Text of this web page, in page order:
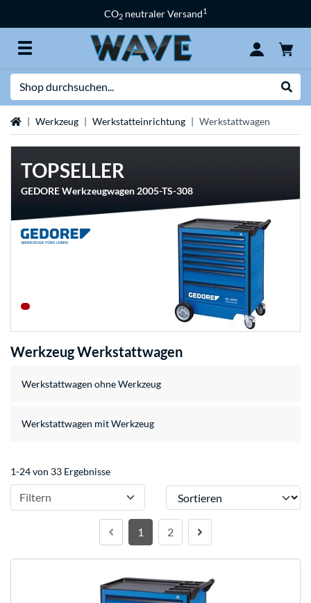
CO2 neutraler Versand1
StartseiteWerkzeug Werkstatteinrichtung Werkstattwagen
TOPSELLER
GEDORE Werkzeugwagen 2005-TS-308
Werkzeug Werkstattwagen
Werkstattwagen ohne Werkzeug
Werkstattwagen mit Werkzeug
1-24 von 33 Ergebnisse
Filtern Sortieren
1 2